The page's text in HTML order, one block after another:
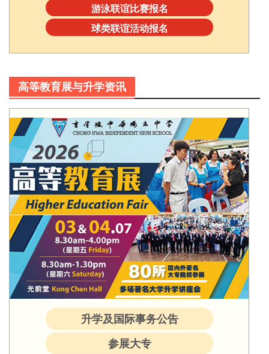
游泳联谊比赛报名
球类联谊活动报名
高等教育展与升学资讯
升学及国际事务公告
参展大专